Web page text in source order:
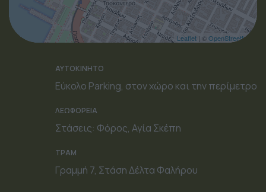
ΑΥΤΟΚΙΝΗΤΟ
ΛΕΩΦΟΡΕΙΑ
ΤΡΑΜ